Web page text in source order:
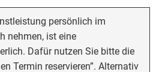
persönlich im
nehmen, ist eine
Dafür nutzen Sie bitte die
Termin reservieren”. Alternativ